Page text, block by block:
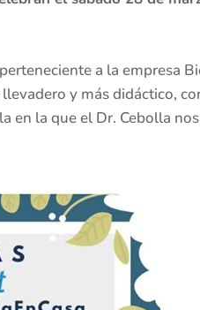
a la empresa
y más didáctico,
en la que el Dr. Cebolla